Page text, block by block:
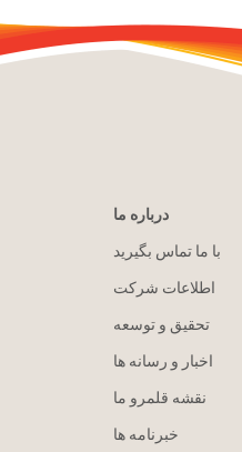
درباره ما
با ما تماس بگیرید
اطلاعات شرکت
تحقیق و توسعه
اخبار و رسانه ها
نقشه قلمرو ما
خبرنامه ها